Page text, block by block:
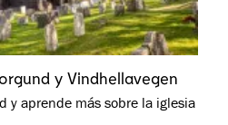
y Vindhellavegen
y aprende más sobre la iglesia